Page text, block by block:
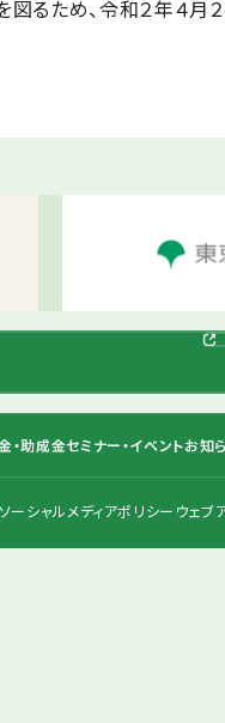
ため、令和２年４月
・助成金セミナー・イベントお知
ソーシャルメディアポリシー ウェブ